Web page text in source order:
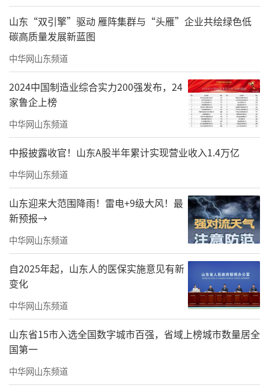
看马作的卢飞快听弓如霹雳弦惊
马战表演还原成吉思汗南征北战的宏伟诗篇
体验金戈铁马的热血澎湃之旅
山东“双引擎”驱动 雁阵集群与“头雁”企业共绘绿色低
碳高质量发展新蓝图
中华网山东频道
2024中国制造业综合实力200强发布，24
家鲁企上榜
中华网山东频道
中报披露收官！山东A股半年累计实现营业收入1.4万亿
中华网山东频道
山东迎来大范围降雨！雷电+9级大风！最
新预报→
中华网山东频道
自2025年起，山东人的医保实施意见有新
变化
中华网山东频道
山东省15市入选全国数字城市百强，省域上榜城市数量居全
国第一
中华网山东频道